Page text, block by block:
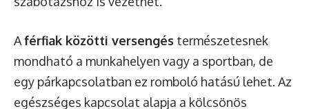
Aférfiak közötti versengés természetesnek
mondható a munkahelyen vagy a sportban, de
egy párkapcsolatban ez romboló hatású lehet. Az
egészséges kapcsolat alapja a kölcsönös